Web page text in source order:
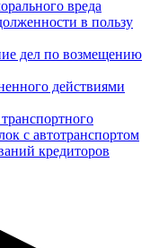
вреда
в пользу
дел по возмещению
действиями
с автотранспортом
кредиторов